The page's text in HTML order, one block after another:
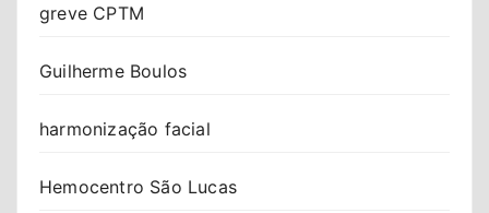
greve CPTM
Guilherme Boulos
harmonização facial
Hemocentro São Lucas